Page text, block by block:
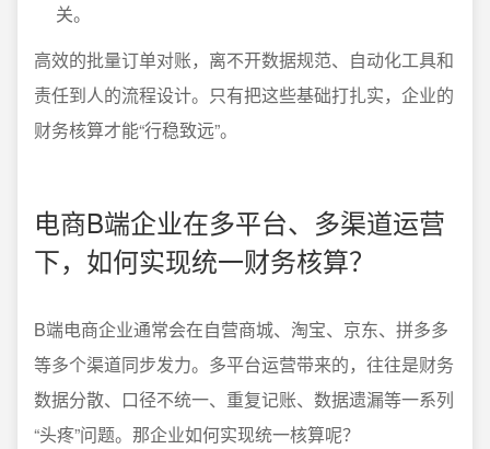
关。
高效的批量订单对账，离不开数据规范、自动化工具和
责任到人的流程设计。只有把这些基础打扎实，企业的
财务核算才能“行稳致远”。
电商B端企业在多平台、多渠道运营
下，如何实现统一财务核算？
B端电商企业通常会在自营商城、淘宝、京东、拼多多
等多个渠道同步发力。多平台运营带来的，往往是财务
数据分散、口径不统一、重复记账、数据遗漏等一系列
“头疼”问题。那企业如何实现统一核算呢？